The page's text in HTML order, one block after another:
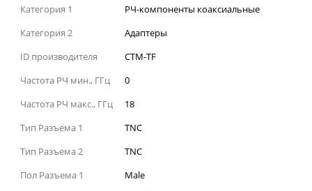
Категория 1
РЧ-компоненты коаксиальные
Категория 2
Адаптеры
ID производителя
CTM-TF
Частота РЧ мин., ГГц
0
Частота РЧ макс., ГГц
18
Тип Разъема 1
TNC
Тип Разъема 2
TNC
Пол Разъема 1
Male